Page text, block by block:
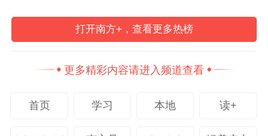
打开南方+，查看更多热榜
更多精彩内容请进入频道查看
首页 学习 本地 读+